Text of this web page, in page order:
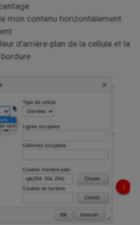
mon contenu horizontalement
d’arrière-plan de la cellule et la